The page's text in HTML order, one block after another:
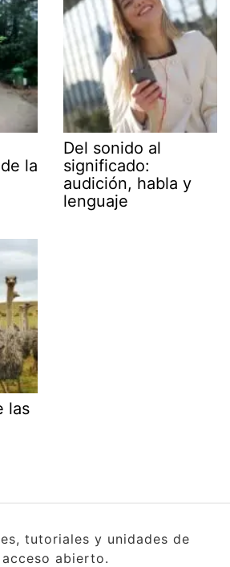
la
Del sonido al
significado:
audición, habla y
lenguaje
las
tutoriales y unidades de
abierto.